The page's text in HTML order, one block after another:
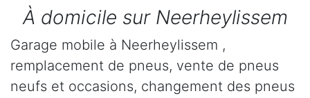
À domicile sur Neerheylissem
Garage mobile à Neerheylissem ,
remplacement de pneus, vente de pneus
neufs et occasions, changement des pneus